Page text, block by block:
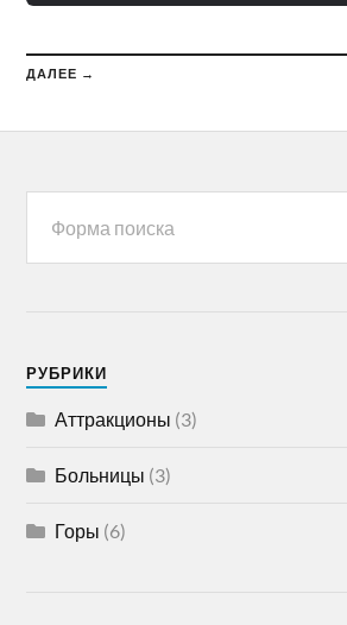
ДАЛЕЕ →
РУБРИКИ
Аттракционы (3)
Больницы (3)
Горы (6)